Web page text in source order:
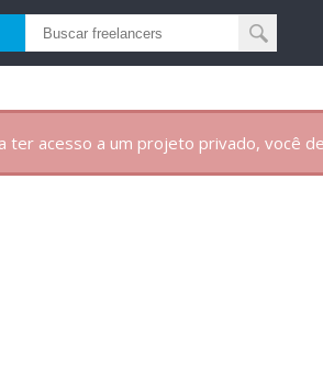
ter acesso a um projeto privado, você